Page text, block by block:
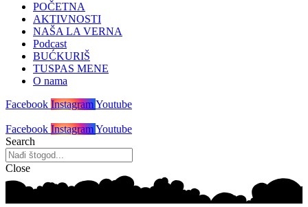
POČETNA
AKTIVNOSTI
NAŠA LA VERNA
Podcast
BUĆKURIŠ
TUSPAS MENE
O nama
Facebook InstagramYoutube
Facebook InstagramYoutube
Search
Close